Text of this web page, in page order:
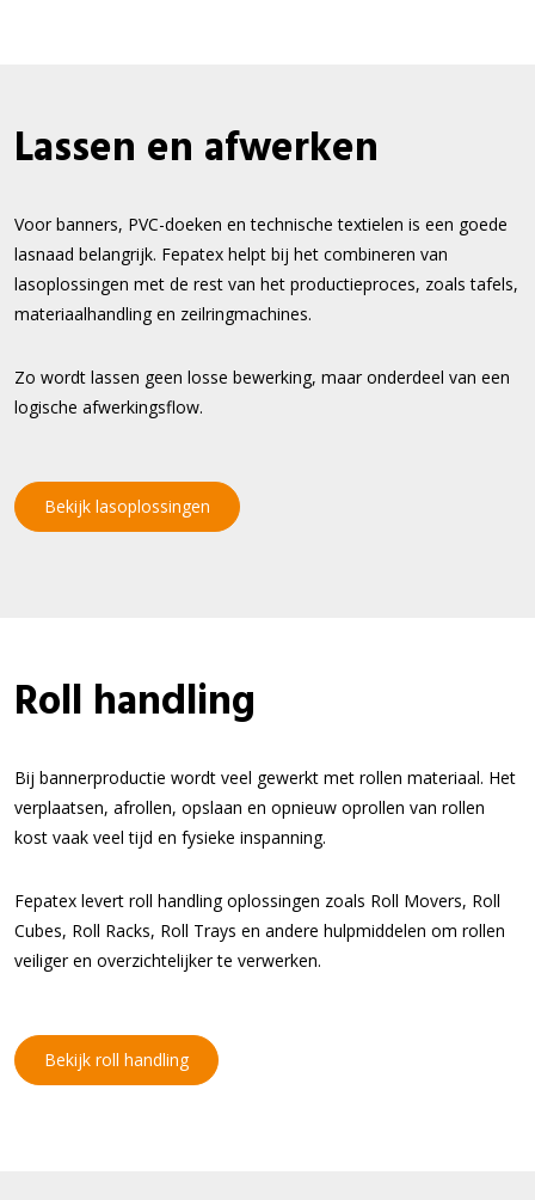
Lassen en afwerken
Voor banners, PVC-doeken en technische textielen is een goede
lasnaad belangrijk. Fepatex helpt bij het combineren van
lasoplossingen met de rest van het productieproces, zoals tafels,
materiaalhandling en zeilringmachines.
Zo wordt lassen geen losse bewerking, maar onderdeel van een
logische afwerkingsflow.
Bekijk lasoplossingen
Roll handling
Bij bannerproductie wordt veel gewerkt met rollen materiaal. Het
verplaatsen, afrollen, opslaan en opnieuw oprollen van rollen
kost vaak veel tijd en fysieke inspanning.
Fepatex levert roll handling oplossingen zoals Roll Movers, Roll
Cubes, Roll Racks, Roll Trays en andere hulpmiddelen om rollen
veiliger en overzichtelijker te verwerken.
Bekijk roll handling